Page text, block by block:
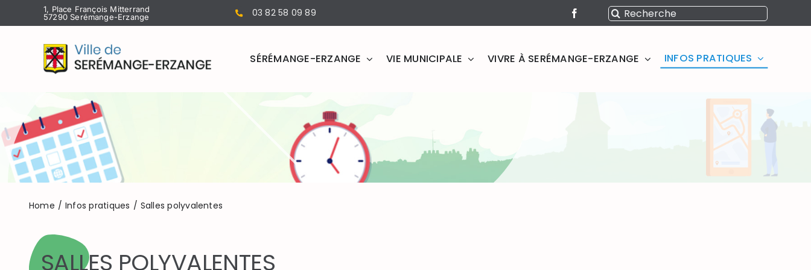
au
1, Place François Mitterrand
57290 Serémange-Erzange
03 82 58 09 89 Rechercher:
SÉRÉMANGE-ERZANGE VIE MUNICIPALE VIVRE À SERÉMANGE-ERZANGE INFOS PRATIQUES
Home Infos pratiques Salles polyvalentes
SALLES POLYVALENTES